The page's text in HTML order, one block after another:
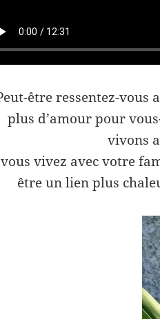
être ressentez-vous
plus d’amour pour
vivons
vivez avec votre
être un lien plus